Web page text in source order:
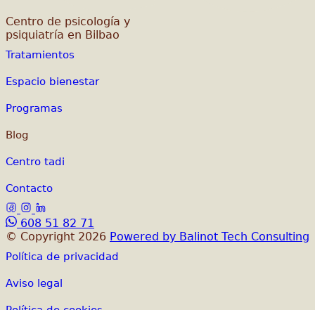
Centro de psicología y
psiquiatría en Bilbao
Tratamientos
Espacio bienestar
Programas
Blog
Centro tadi
Contacto
608 51 82 71
© Copyright 2026 Powered by Balinot Tech Consulting
Política de privacidad
Aviso legal